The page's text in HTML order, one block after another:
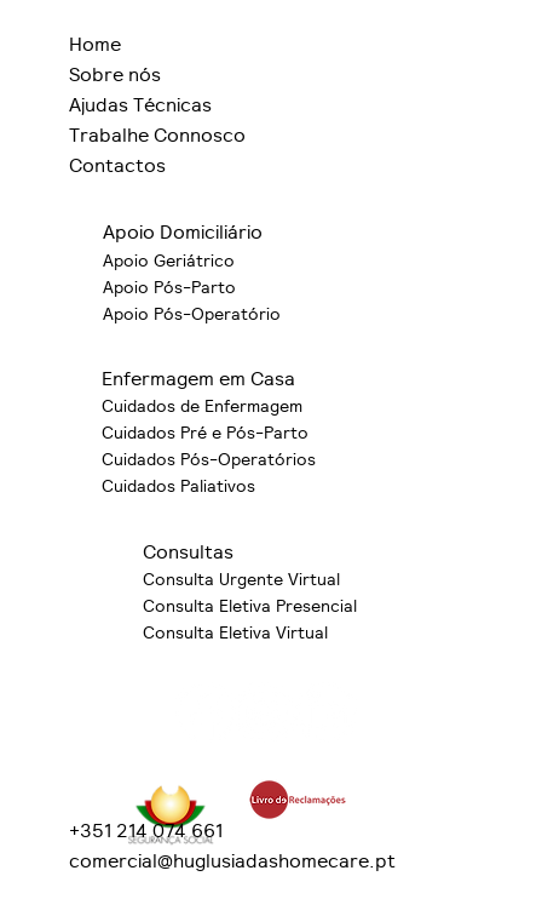
Home
Sobre nós
Ajudas Técnicas
Trabalhe Connosco
Contactos
Apoio Domiciliário
Apoio Geriátrico
Apoio Pós-Parto
Apoio Pós-Operatório
Enfermagem em Casa
Cuidados de Enfermagem
Cuidados Pré e Pós-Parto
Cuidados Pós-Operatórios
Cuidados Paliativos
Consultas
Consulta Urgente Virtual
Consulta Eletiva Presencial
Consulta Eletiva Virtual
+351 214 074 661
comercial@huglusiadashomecare.pt